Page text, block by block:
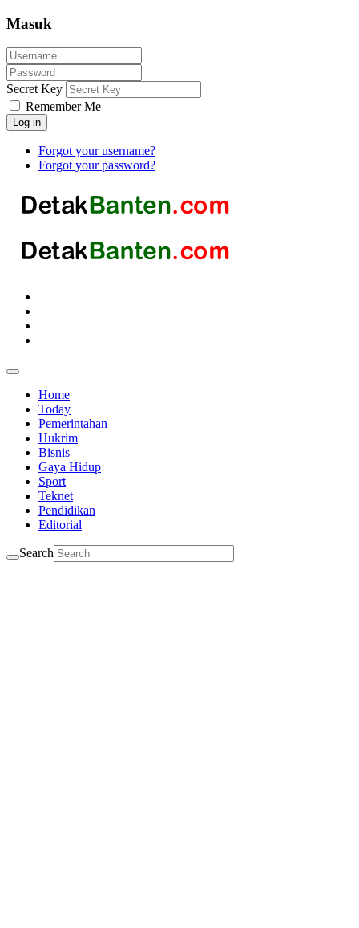
Masuk
Secret Key
Remember Me
Log in
Forgot your username?
Forgot your password?
Home
Today
Pemerintahan
Hukrim
Bisnis
Gaya Hidup
Sport
Teknet
Pendidikan
Editorial
Search